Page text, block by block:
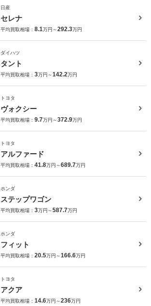
日産
セレナ
平均買取相場： 8.1万円～292.3万円
ダイハツ
タント
平均買取相場： 3万円～142.2万円
トヨタ
ヴォクシー
平均買取相場： 9.7万円～372.9万円
トヨタ
アルファード
平均買取相場： 41.8万円～689.7万円
ホンダ
ステップワゴン
平均買取相場： 3万円～587.7万円
ホンダ
フィット
平均買取相場： 20.5万円～166.6万円
トヨタ
アクア
平均買取相場： 14.6万円～236万円